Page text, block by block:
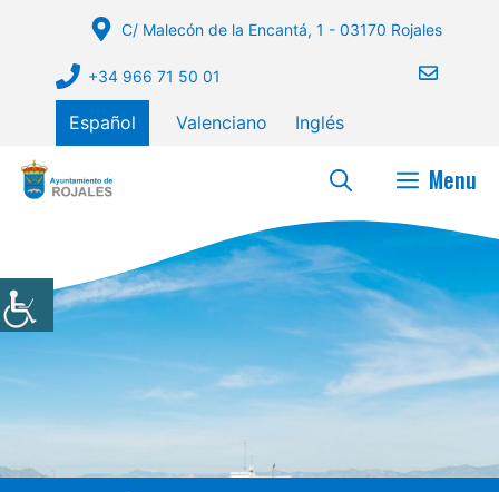
contenido
C/ Malecón de la Encantá, 1 - 03170 Rojales
+34 966 71 50 01
Español Valenciano Inglés
Menu